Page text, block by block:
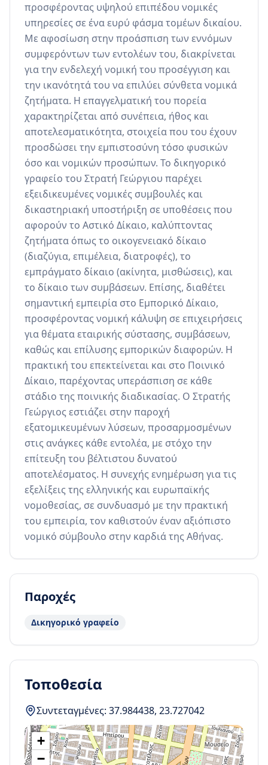
προσφέροντας υψηλού επιπέδου νομικές
υπηρεσίες σε ένα ευρύ φάσμα τομέων δικαίου.
Με αφοσίωση στην προάσπιση των εννόμων
συμφερόντων των εντολέων του, διακρίνεται
για την ενδελεχή νομική του προσέγγιση και
την ικανότητά του να επιλύει σύνθετα νομικά
ζητήματα. Η επαγγελματική του πορεία
χαρακτηρίζεται από συνέπεια, ήθος και
αποτελεσματικότητα, στοιχεία που του έχουν
προσδώσει την εμπιστοσύνη τόσο φυσικών
όσο και νομικών προσώπων. Το δικηγορικό
γραφείο του Στρατή Γεώργιου παρέχει
εξειδικευμένες νομικές συμβουλές και
δικαστηριακή υποστήριξη σε υποθέσεις που
αφορούν το Αστικό Δίκαιο, καλύπτοντας
ζητήματα όπως το οικογενειακό δίκαιο
(διαζύγια, επιμέλεια, διατροφές), το
εμπράγματο δίκαιο (ακίνητα, μισθώσεις), και
το δίκαιο των συμβάσεων. Επίσης, διαθέτει
σημαντική εμπειρία στο Εμπορικό Δίκαιο,
προσφέροντας νομική κάλυψη σε επιχειρήσεις
για θέματα εταιρικής σύστασης, συμβάσεων,
καθώς και επίλυσης εμπορικών διαφορών. Η
πρακτική του επεκτείνεται και στο Ποινικό
Δίκαιο, παρέχοντας υπεράσπιση σε κάθε
στάδιο της ποινικής διαδικασίας. Ο Στρατής
Γεώργιος εστιάζει στην παροχή
εξατομικευμένων λύσεων, προσαρμοσμένων
στις ανάγκες κάθε εντολέα, με στόχο την
επίτευξη του βέλτιστου δυνατού
αποτελέσματος. Η συνεχής ενημέρωση για τις
εξελίξεις της ελληνικής και ευρωπαϊκής
νομοθεσίας, σε συνδυασμό με την πρακτική
του εμπειρία, τον καθιστούν έναν αξιόπιστο
νομικό σύμβουλο στην καρδιά της Αθήνας.
Παροχές
Δικηγορικό γραφείο
Τοποθεσία
Συντεταγμένες: 37.984438, 23.727042
+
−